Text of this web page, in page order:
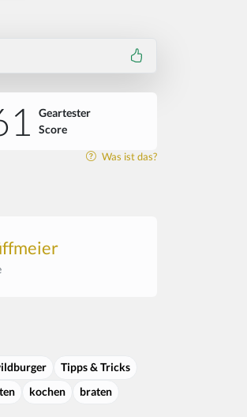
Geartester
Score
Was ist das?
Tipps & Tricks
kochen braten